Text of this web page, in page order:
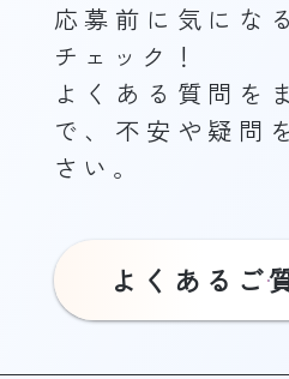
応募前に気にな
チェック！
よくある質問を
で、不安や疑問
さい。
よくあるご